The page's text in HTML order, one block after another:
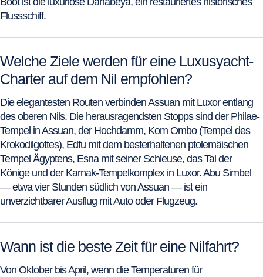
Flussschiff.
Welche Ziele werden für eine Luxusyacht-
Charter auf dem Nil empfohlen?
Die elegantesten Routen verbinden Assuan mit Luxor entlang
des oberen Nils. Die herausragendsten Stopps sind der Philae-
Tempel in Assuan, der Hochdamm, Kom Ombo (Tempel des
Krokodilgottes), Edfu mit dem besterhaltenen ptolemäischen
Tempel Ägyptens, Esna mit seiner Schleuse, das Tal der
Könige und der Karnak-Tempelkomplex in Luxor. Abu Simbel
— etwa vier Stunden südlich von Assuan — ist ein
unverzichtbarer Ausflug mit Auto oder Flugzeug.
Wann ist die beste Zeit für eine Nilfahrt?
Von Oktober bis April, wenn die Temperaturen für